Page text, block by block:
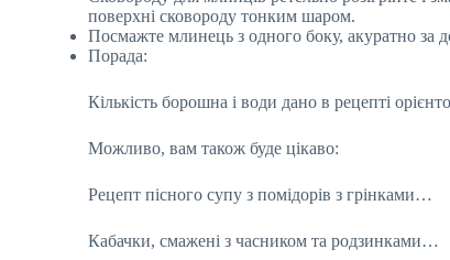
поверхні сковороду тонким шаром.
Посмажте млинець з одного боку, акуратно за
Порада:
Кількість борошна і води дано в рецепті
Можливо, вам також буде цікаво:
Рецепт пісного супу з помідорів з грінками…
Кабачки, смажені з часником та родзинками…